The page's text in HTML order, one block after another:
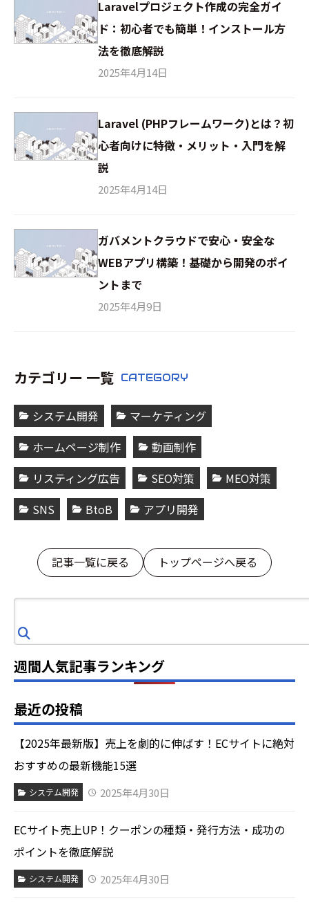
Laravelプロジェクト作成の完全ガイ
ド：初心者でも簡単！インストール方
法を徹底解説
2025年4月14日
Laravel (PHPフレームワーク)とは？初
心者向けに特徴・メリット・入門を解
説
2025年4月14日
ガバメントクラウドで安心・安全な
WEBアプリ構築！基礎から開発のポイ
ントまで
2025年4月9日
カテゴリー 一覧 CATEGORY
システム開発
マーケティング
ホームページ制作
動画制作
リスティング広告
SEO対策
MEO対策
SNS
BtoB アプリ開発
記事一覧に戻る トップページへ戻る
索
週間人気記事ランキング
最近の投稿
【2025年最新版】売上を劇的に伸ばす！ECサイトに絶対
おすすめの最新機能15選
システム開発 2025年4月30日
ECサイト売上UP！クーポンの種類・発行方法・成功の
ポイントを徹底解説
システム開発 2025年4月30日